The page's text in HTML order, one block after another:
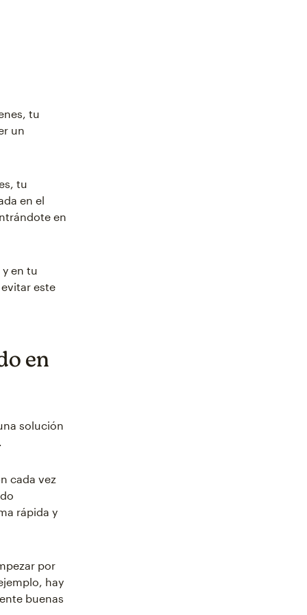
tu
un
tu
en el
en
en tu
este
en
solución
cada vez
rápida y
por
hay
buenas